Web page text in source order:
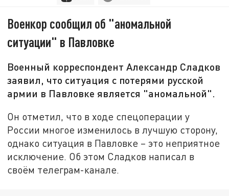
Военкор сообщил об "аномальной
ситуации" в Павловке
Военный корреспондент Александр Сладков
заявил, что ситуация с потерями русской
армии в Павловке является "аномальной".
Он отметил, что в ходе спецоперации у
России многое изменилось в лучшую сторону,
однако ситуация в Павловке – это неприятное
исключение. Об этом Сладков написал в
своём телеграм-канале.